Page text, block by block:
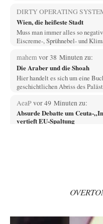
DIRTY OPERATING
Wien, die heißeste Stadt
Muss man immer alles so
Eiscreme-, Sprühnebel- und
mahem vor 38 Minuten zu:
Die Araber und die Shoah
Hier handelt es sich um eine
geschichtlichen Abriss des
AeaPvor 49 Minuten zu:
Absurde Debatte um Ceuta-
vertieft EU-Spaltung
Die Macht der KI-Besitzer